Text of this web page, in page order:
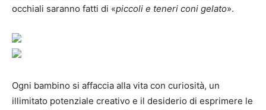
occhiali saranno fatti di «piccoli e teneri coni gelato».
Ogni bambino si affaccia alla vita con curiosità, un
illimitato potenziale creativo e il desiderio di esprimere le